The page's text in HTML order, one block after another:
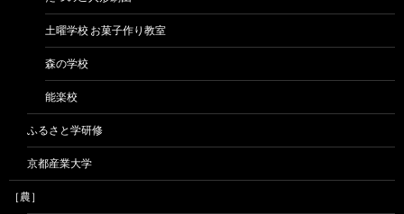
土曜学校 お菓子作り教室
森の学校
能楽校
ふるさと学研修
京都産業大学
［農］